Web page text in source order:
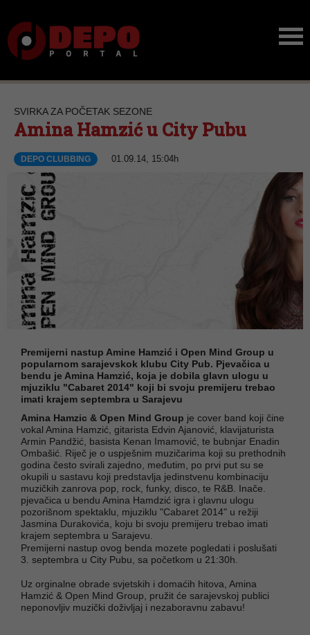
SVIRKA ZA POČETAK SEZONE
Amina Hamzić u City Pubu
DEPO CLUBBING 01.09.14, 15:04h
Premijerni nastup Amine Hamzić i Open Mind Group u
popularnom sarajevskok klubu City Pub. Pjevačica u
bendu je Amina Hamzić, koja je dobila glavn ulogu u
mjuziklu "Cabaret 2014" koji bi svoju premijeru trebao
imati krajem septembra u Sarajevu
Amina Hamzic & Open Mind Group je cover band koji čine
vokal Amina Hamzić, gitarista Edvin Ajanović, klavijaturista
Armin Pandžić, basista Kenan Imamović, te bubnjar Enadin
Ombašić. Riječ je o uspješnim muzičarima koji su prethodnih
godina često svirali zajedno, međutim, po prvi put su se
okupili u sastavu koji predstavlja jedinstvenu kombinaciju
muzičkih zanrova pop, rock, funky, disco, te R&B. Inače.
pjevačica u bendu Amina Hamdzić igra i glavnu ulogu
pozorišnom spektaklu, mjuziklu "Cabaret 2014" u režiji
Jasmina Durakovića, koju bi svoju premijeru trebao imati
krajem septembra u Sarajevu.
Premijerni nastup ovog benda mozete pogledati i poslušati
3. septembra u City Pubu, sa početkom u 21:30h.
Uz orginalne obrade svjetskih i domaćih hitova, Amina
Hamzić & Open Mind Group, pružit će sarajevskoj publici
neponovljiv muzički doživljaj i nezaboravnu zabavu!